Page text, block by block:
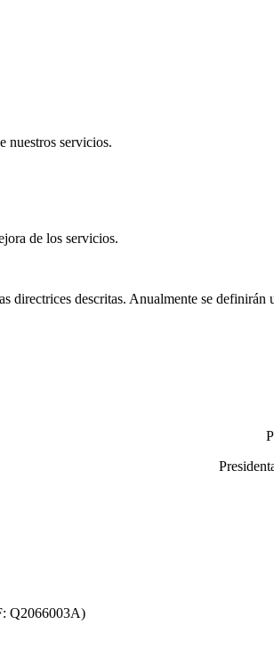
nuestros servicios.
de los servicios.
directrices descritas. Anualmente se definirán
Q2066003A)